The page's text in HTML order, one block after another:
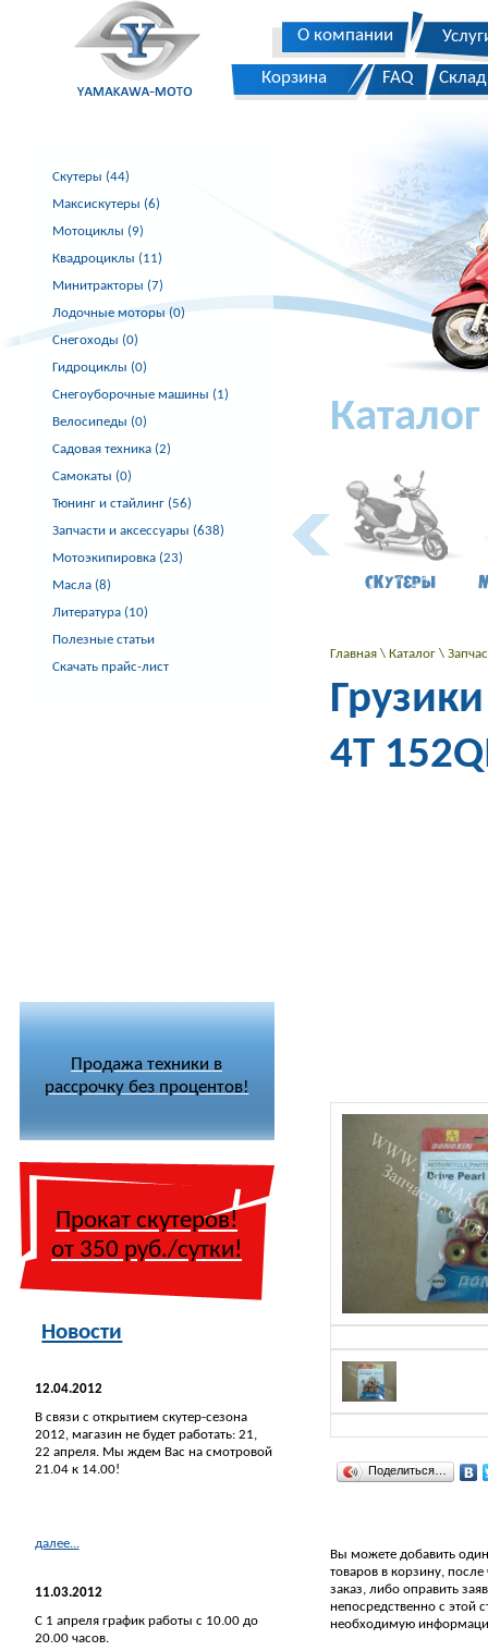
О компании
Корзина FAQ Склад
Скутеры (44)
Максискутеры (6)
Мотоциклы (9)
Квадроциклы (11)
Минитракторы (7)
Лодочные моторы (0)
Снегоходы (0)
Гидроциклы (0)
Снегоуборочные машины (1)
Велосипеды (0)
Садовая техника (2)
Самокаты (0)
Тюнинг и стайлинг (56)
Запчасти и аксессуары (638)
Мотоэкипировка (23)
Масла (8)
Литература (10)
Полезные статьи
Скачать прайс-лист
Продажа техники в
рассрочку без процентов!
Прокат скутеров!
от 350 руб./сутки!
Новости
12.04.2012
В связи с открытием скутер-сезона
2012, магазин не будет работать: 21,
22 апреля. Мы ждем Вас на смотровой
21.04 к 14.00!
далее...
11.03.2012
С 1 апреля график работы с 10.00 до
20.00 часов.
Каталог
Скутеры
Главная\Каталог\
4T
Поделиться…
Вы можете добавить
товаров в корзину,
заказ, либо оправить
непосредственно с этой
необходимую